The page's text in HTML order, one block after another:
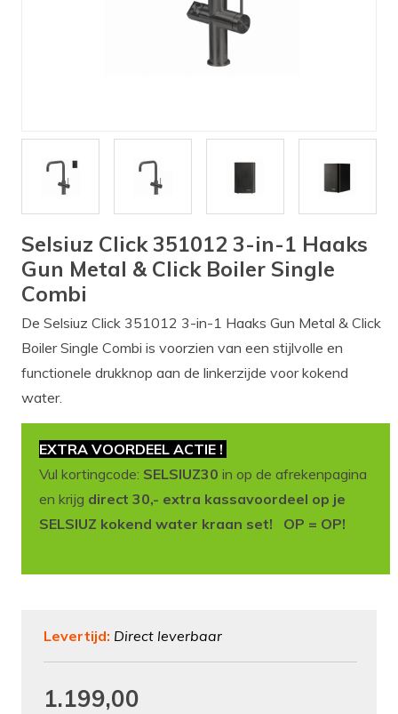
$$$ ACTIES $$$
Selsiuz Click 351012 3-in-1 Haaks
Gun Metal & Click Boiler Single
Combi
De Selsiuz Click 351012 3-in-1 Haaks Gun Metal & Click
Boiler Single Combi is voorzien van een stijlvolle en
functionele drukknop aan de linkerzijde voor kokend
water.
EXTRA VOORDEEL ACTIE !
Vul kortingcode: SELSIUZ30 in op de afrekenpagina
en krijg direct 30,- extra kassavoordeel op je
SELSIUZ kokend water kraan set! OP = OP!
Levertijd: Direct leverbaar
1.199,00